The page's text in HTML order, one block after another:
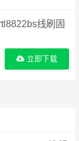
线刷固
立即下载